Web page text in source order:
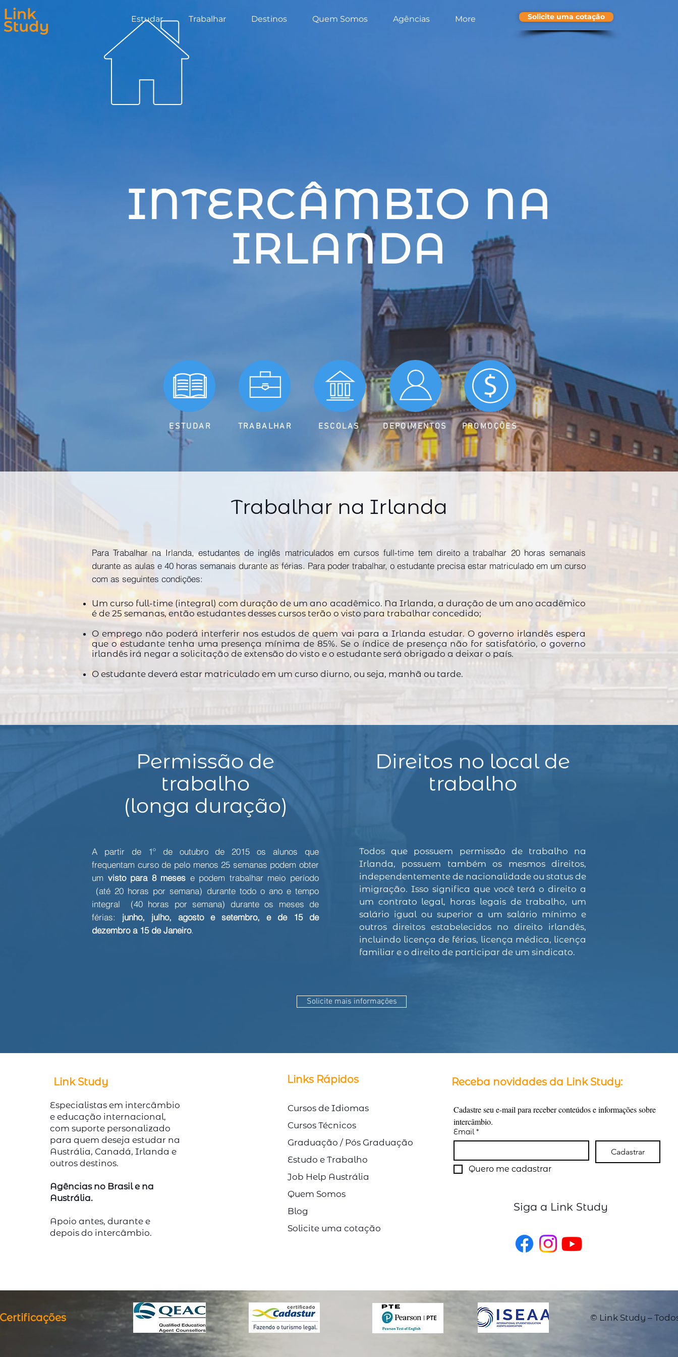
Estudar Trabalhar Destinos Quem Somos Agências More Solicite uma cotação
INTERCÂMBIO NA
IRLANDA
ESTUDAR TRABALHAR ESCOLAS DEPOIMENTOS PROMOÇÕES
Trabalhar na Irlanda
Para Trabalhar na Irlanda, estudantes de inglês matriculados em cursos full-time tem direito a trabalhar 20 horas semanais
durante as aulas e 40 horas semanais durante as férias. Para poder trabalhar, o estudante precisa estar matriculado em um curso
com as seguintes condições:
Um curso full-time (integral) com duração de um ano acadêmico. Na Irlanda, a duração de um ano acadêmico
é de 25 semanas, então estudantes desses cursos terão o visto para trabalhar concedido;
O emprego não poderá interferir nos estudos de quem vai para a Irlanda estudar. O governo irlandês espera
que o estudante tenha uma presença mínima de 85%. Se o índice de presença não for satisfatório, o governo
irlandês irá negar a solicitação de extensão do visto e o estudante será obrigado a deixar o país.
O estudante deverá estar matriculado em um curso diurno, ou seja, manhã ou tarde.
Permissão de
trabalho
(longa duração)
A partir de 1º de outubro de 2015 os alunos que
frequentam curso de pelo menos 25 semanas podem obter
um visto para 8 meses e podem trabalhar meio período
(até 20 horas por semana) durante todo o ano e tempo
integral (40 horas por semana) durante os meses de
férias: junho, julho, agosto e setembro, e de 15 de
dezembro a 15 de Janeiro.
Direitos no local de
trabalho
Todos que possuem permissão de trabalho na
Irlanda, possuem também os mesmos direitos,
independentemente de nacionalidade ou status de
imigração. Isso significa que você terá o direito a
um contrato legal, horas legais de trabalho, um
salário igual ou superior a um salário mínimo e
outros direitos estabelecidos no direito irlandês,
incluindo licença de férias, licença médica, licença
familiar e o direito de participar de um sindicato.
Solicite mais informações
© Direitos Autorais Link Study
Link Study
Especialistas em intercâmbio
e educação internacional,
com suporte personalizado
para quem deseja estudar na
Austrália, Canadá, Irlanda e
outros destinos.
Agências no Brasil e na
Austrália.
Apoio antes, durante e
depois do intercâmbio.
Links Rápidos
Cursos de Idiomas
Cursos Técnicos
Graduação / Pós Graduação
Estudo e Trabalho
Job Help Austrália
Quem Somos
Blog
Solicite uma cotação
Receba novidades da Link Study:
Cadastre seu e-mail para receber conteúdos e informações sobre
intercâmbio.
Email *
Cadastrar
Quero me cadastrar
Siga a Link Study
Certificações © Link Study –